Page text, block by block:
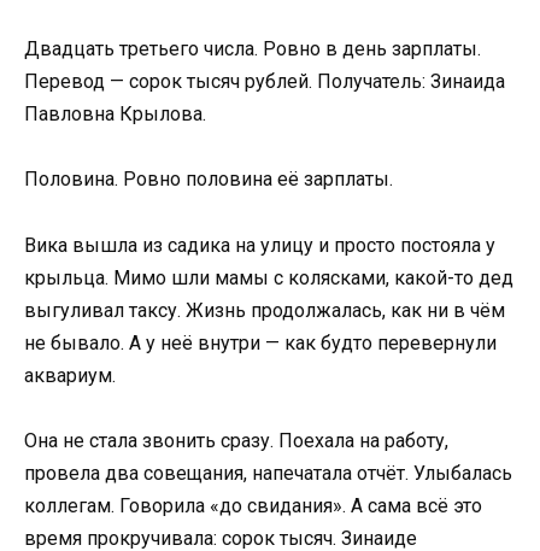
Двадцать третьего числа. Ровно в день зарплаты.
Перевод — сорок тысяч рублей. Получатель: Зинаида
Павловна Крылова.
Половина. Ровно половина её зарплаты.
Вика вышла из садика на улицу и просто постояла у
крыльца. Мимо шли мамы с колясками, какой-то дед
выгуливал таксу. Жизнь продолжалась, как ни в чём
не бывало. А у неё внутри — как будто перевернули
аквариум.
Она не стала звонить сразу. Поехала на работу,
провела два совещания, напечатала отчёт. Улыбалась
коллегам. Говорила «до свидания». А сама всё это
время прокручивала: сорок тысяч. Зинаиде